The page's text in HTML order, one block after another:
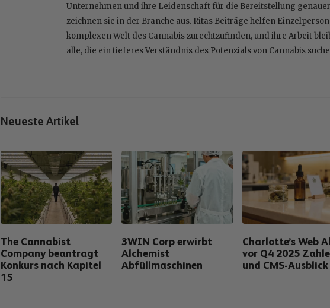
Unternehmen und ihre Leidenschaft für die Bereitstellung
zeichnen sie in der Branche aus. Ritas Beiträge helfen
komplexen Welt des Cannabis zurechtzufinden, und ihre Arbeit
alle, die ein tieferes Verständnis des Potenzials von Cannabis
Neueste Artikel
The Cannabist
Company beantragt
Konkurs nach Kapitel
15
3WIN Corp erwirbt
Alchemist
Abfüllmaschinen
Charlotte’s Web
vor Q4 2025
und CMS-Ausblick